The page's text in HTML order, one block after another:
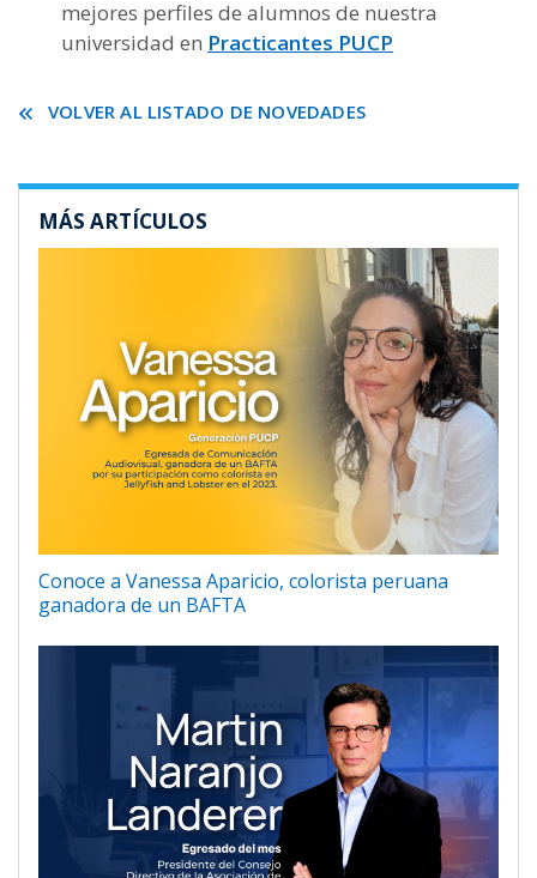
mejores perfiles de alumnos de nuestra
universidad en Practicantes PUCP
VOLVER AL LISTADO DE NOVEDADES
MÁS ARTÍCULOS
Conoce a Vanessa Aparicio, colorista peruana
ganadora de un BAFTA